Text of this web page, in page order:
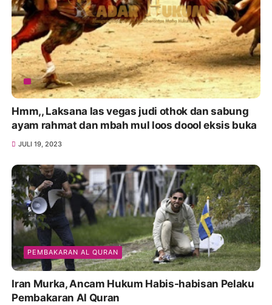
Hmm,, Laksana las vegas judi othok dan sabung
ayam rahmat dan mbah mul loos doool eksis buka
JULI 19, 2023
PEMBAKARAN AL QURAN
Iran Murka, Ancam Hukum Habis-habisan Pelaku
Pembakaran Al Quran